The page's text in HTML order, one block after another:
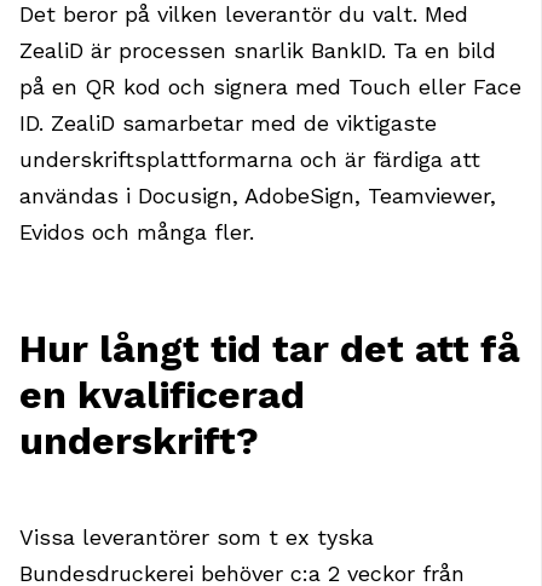
Det beror på vilken leverantör du valt. Med
ZealiD är processen snarlik BankID. Ta en bild
på en QR kod och signera med Touch eller Face
ID. ZealiD samarbetar med de viktigaste
underskriftsplattformarna och är färdiga att
användas i Docusign, AdobeSign, Teamviewer,
Evidos och många fler.
Hur långt tid tar det att få
en kvalificerad
underskrift?
Vissa leverantörer som t ex tyska
Bundesdruckerei behöver c:a 2 veckor från